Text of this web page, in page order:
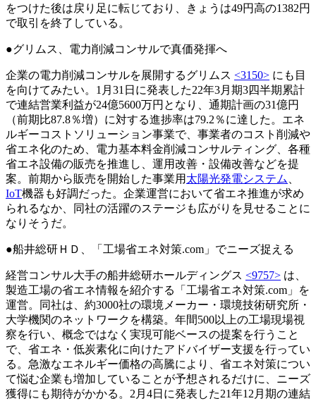
をつけた後は戻り足に転じており、きょうは49円高の1382円
で取引を終了している。
●グリムス、電力削減コンサルで真価発揮へ
企業の電力削減コンサルを展開するグリムス <3150> にも目
を向けてみたい。1月31日に発表した22年3月期3四半期累計
で連結営業利益が24億5600万円となり、通期計画の31億円
（前期比87.8％増）に対する進捗率は79.2％に達した。エネ
ルギーコストソリューション事業で、事業者のコスト削減や
省エネ化のため、電力基本料金削減コンサルティング、各種
省エネ設備の販売を推進し、運用改善・設備改善などを提
案。前期から販売を開始した事業用 太陽光発電システム
IoT機器も好調だった。企業運営において省エネ推進が求め
られるなか、同社の活躍のステージも広がりを見せることに
なりそうだ。
●船井総研ＨＤ、「工場省エネ対策.com」でニーズ捉える
経営コンサル大手の船井総研ホールディングス <9757> は、
製造工場の省エネ情報を紹介する「工場省エネ対策.com」を
運営。同社は、約3000社の環境メーカー・環境技術研究所・
大学機関のネットワークを構築。年間500以上の工場現場視
察を行い、概念ではなく実現可能ベースの提案を行うこと
で、省エネ・低炭素化に向けたアドバイザー支援を行ってい
る。急激なエネルギー価格の高騰により、省エネ対策につい
て悩む企業も増加していることが予想されるだけに、ニーズ
獲得にも期待がかかる。2月4日に発表した21年12月期の連結